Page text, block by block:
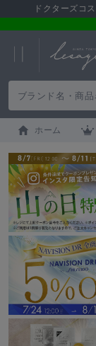
ドクターズコ
ホーム